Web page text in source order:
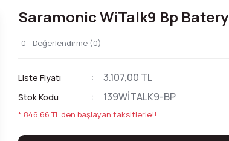
Saramonic WiTalk9 Bp Batery
0 - Değerlendirme (0)
Liste Fiyatı 3.107,00 TL
Stok Kodu 139WİTALK9-BP
* 846,66 TL den başlayan taksitlerle!!